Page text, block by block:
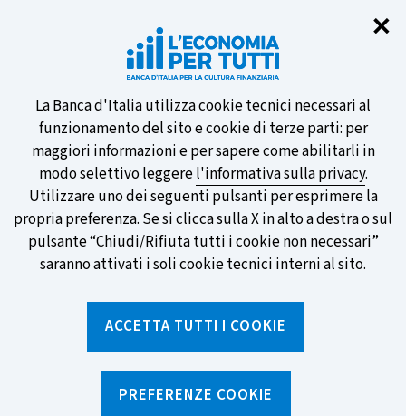
✕
Informativa
sui
cookie
La Banca d'Italia utilizza cookie tecnici necessari al
funzionamento del sito e cookie di terze parti: per
maggiori informazioni e per sapere come abilitarli in
modo selettivo leggerel'informativa sulla privacy.
Utilizzare uno dei seguenti pulsanti per esprimere la
propria preferenza. Se si clicca sulla X in alto a destra o sul
pulsante “Chiudi/Rifiuta tutti i cookie non necessari”
saranno attivati i soli cookie tecnici interni al sito.
ACCETTA TUTTI I COOKIE
PREFERENZE COOKIE
Partecipa al sondaggio della BCE
sulle nuove banconote e vota la tua
preferita!
SCOPRI DI PIÙ